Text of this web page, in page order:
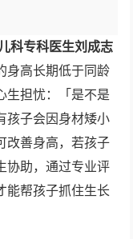
科专科医生刘成志
身高长期低于同龄
生担忧：「是不是
孩子会因身材矮小
改善身高，若孩子
协助，通过专业评
能帮孩子抓住生长